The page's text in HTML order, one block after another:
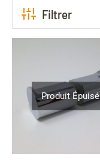
Filtrer
Produit Épuisé